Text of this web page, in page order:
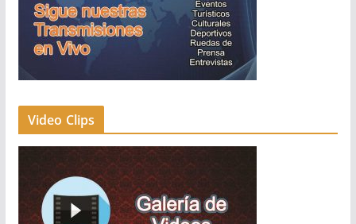
Video Clips